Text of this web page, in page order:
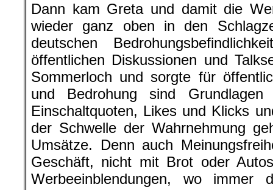
Dann kam Greta und damit die
wieder ganz oben in den
deutschen
öffentlichen Diskussionen und
Sommerloch und sorgte für
und Bedrohung sind
Einschaltquoten, Likes und Klicks
der Schwelle der Wahrnehmung
Umsätze. Denn auch
Geschäft, nicht mit Brot oder
Werbeeinblendungen, wo